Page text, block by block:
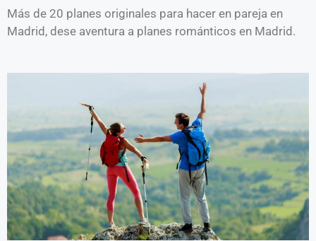
Más de 20 planes originales para hacer en pareja en
Madrid, dese aventura a planes románticos en Madrid.